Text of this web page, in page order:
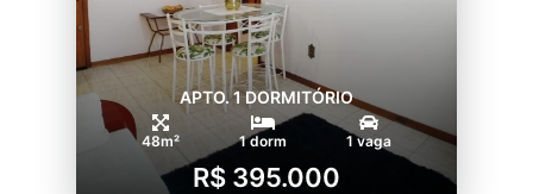
APTO. 1 DORMITÓRIO
48m² 1 dorm 1 vaga
R$ 395.000